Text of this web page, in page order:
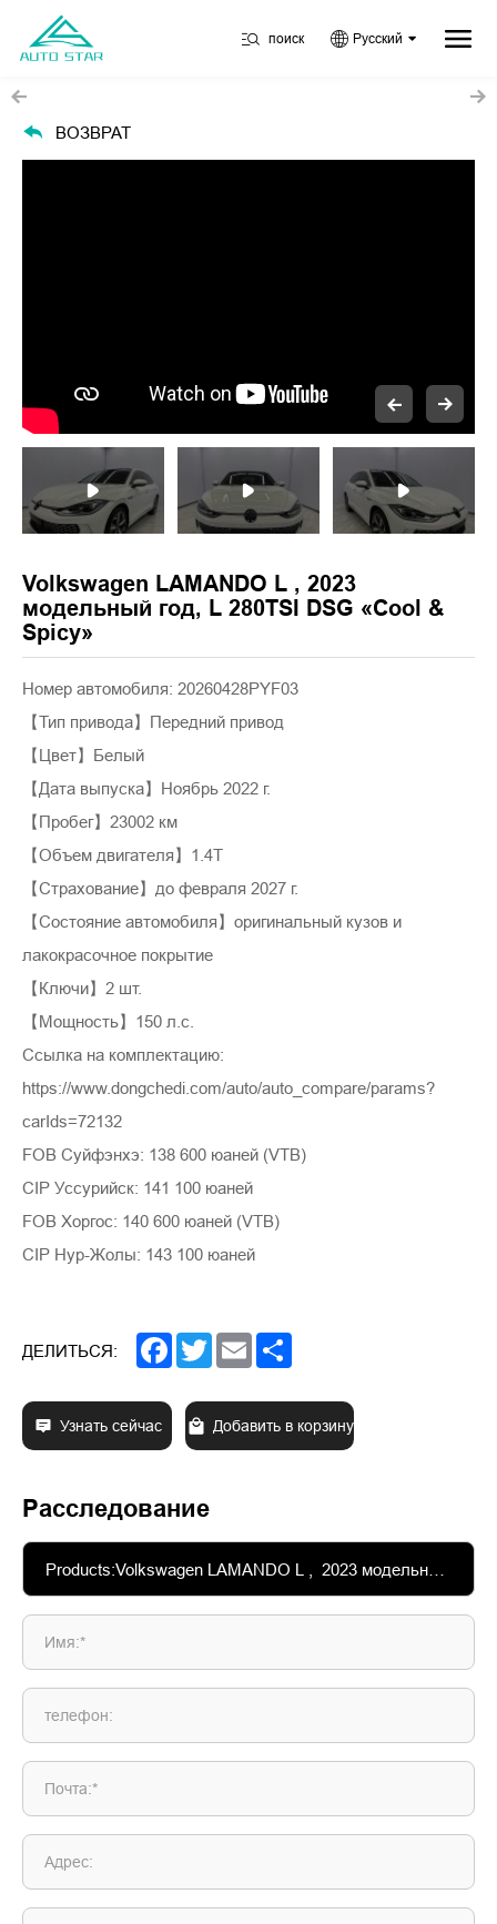
поиск Русский
ВОЗВРАТ
Volkswagen LAMANDO L , 2023
модельный год, L 280TSI DSG «Cool &
Spicy»
Номер автомобиля: 20260428PYF03
【Тип привода】Передний привод
【Цвет】Белый
【Дата выпуска】Ноябрь 2022 г.
【Пробег】23002 км
【Объем двигателя】1.4T
【Страхование】до февраля 2027 г.
【Состояние автомобиля】оригинальный кузов и
лакокрасочное покрытие
【Ключи】2 шт.
【Мощность】150 л.с.
Ссылка на комплектацию:
https://www.dongchedi.com/auto/auto_compare/params?
carIds=72132
FOB Суйфэнхэ: 138 600 юаней (VTB)
CIP Уссурийск: 141 100 юаней
FOB Хоргос: 140 600 юаней (VTB)
CIP Нур-Жолы: 143 100 юаней
ДЕЛИТЬСЯ: Facebook
TwitterEmail
Узнать сейчас Добавить в корзину
Расследование
Имя:*
телефон:
Почта:*
Адрес: